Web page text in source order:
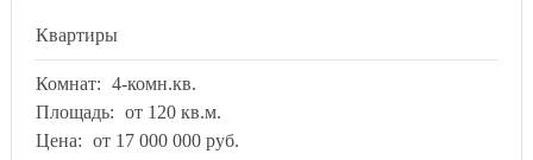
Квартиры
Комнат: 4-комн.кв.
Площадь: от 120 кв.м.
Цена: от 17 000 000 руб.